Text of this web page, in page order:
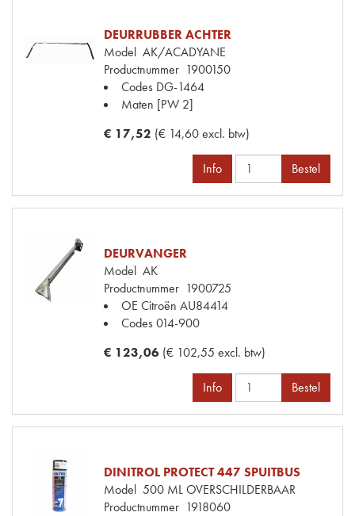
DEURRUBBER ACHTER
Model AK/ACADYANE
Productnummer 1900150
Codes DG-1464
Maten [PW 2]
€ 17,52 (€ 14,60 excl. btw)
Info Bestel
DEURVANGER
Model AK
Productnummer 1900725
OE Citroën AU84414
Codes014-900
€ 123,06 (€ 102,55 excl. btw)
Info Bestel
DINITROL PROTECT 447 SPUITBUS
Model 500 ML OVERSCHILDERBAAR
Productnummer 1918060